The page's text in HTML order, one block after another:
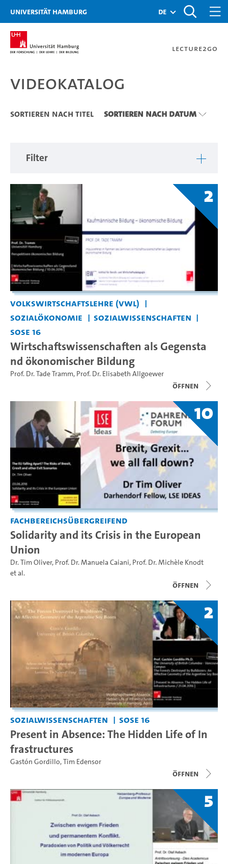
Zu den Filtern
Zur Metanavigation
Zur Hauptnavigation
Zur Suche
Zum Inhalt
Zum Seitenfuss
Universität Hamburg de
Lecture2Go
Videokatalog
Videokatalog
Sortieren nach Titel Sortieren nach Datum
Filter
2
Volkswirtschaftslehre (VWL)
Sozialökonomie
Sozialwissenschaften
SoSe 16
Wirtschaftswissenschaften als Gegensta
nd ökonomischer Bildung
Prof. Dr. Tade Tramm, Prof. Dr. Elisabeth Allgoewer
Öffnen
10
Fachbereichsübergreifend
Solidarity and its Crisis in the European
Union
Dr. Tim Oliver, Prof. Dr. Manuela Caiani, Prof. Dr. Michèle Knodt
et al.
Öffnen
2
Sozialwissenschaften SoSe 16
Present in Absence: The Hidden Life of In
frastructures
Gastón Gordillo,Tim Edensor
Öffnen
5